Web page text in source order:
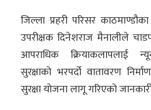
जिल्ला प्रहरी परिसर काठमाण्डौका
उपरीक्षक दिनेशराज मैनालीले
आपराधिक क्रियाकलापलाई
सुरक्षाको भरपर्दो वातावरण
सुरक्षा योजना लागू गरिएको